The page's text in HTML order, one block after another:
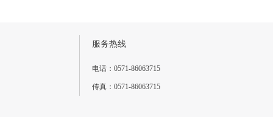
服务热线
电话：0571-86063715
传真：0571-86063715